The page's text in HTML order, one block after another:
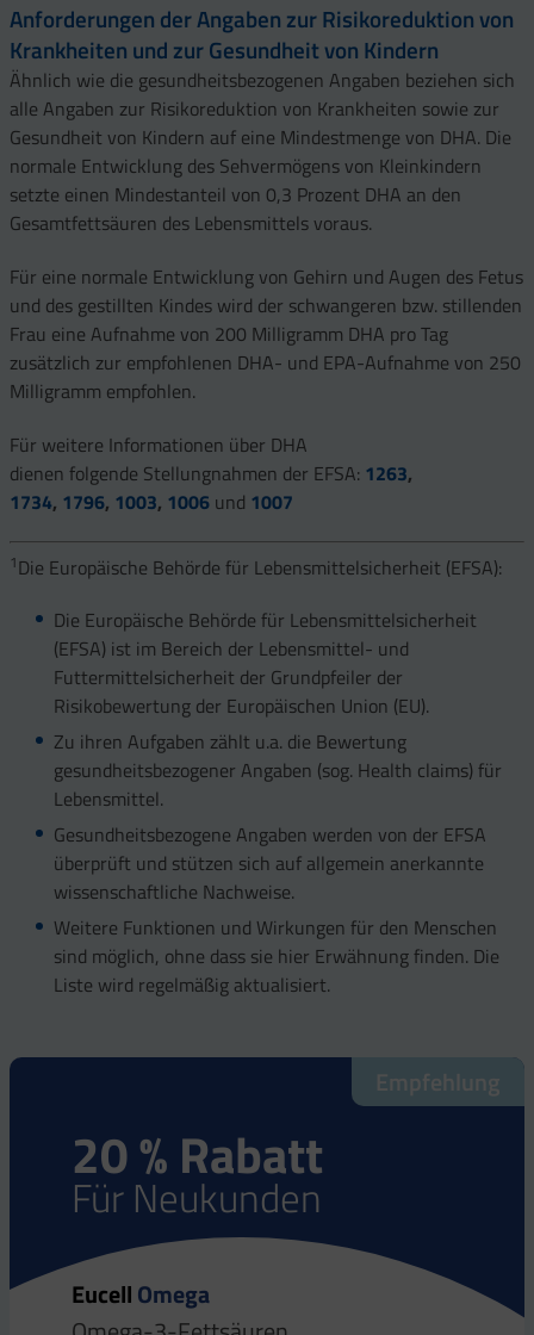
Anforderungen der Angaben zur Risikoreduktion von
Krankheiten und zur Gesundheit von Kindern
Ähnlich wie die gesundheitsbezogenen Angaben beziehen sich
alle Angaben zur Risikoreduktion von Krankheiten sowie zur
Gesundheit von Kindern auf eine Mindestmenge von DHA. Die
normale Entwicklung des Sehvermögens von Kleinkindern
setzte einen Mindestanteil von 0,3 Prozent DHA an den
Gesamtfettsäuren des Lebensmittels voraus.
Für eine normale Entwicklung von Gehirn und Augen des Fetus
und des gestillten Kindes wird der schwangeren bzw. stillenden
Frau eine Aufnahme von 200 Milligramm DHA pro Tag
zusätzlich zur empfohlenen DHA- und EPA-Aufnahme von 250
Milligramm empfohlen.
Für weitere Informationen über DHA
dienen folgende Stellungnahmen der EFSA: 1263,
1734, 1796, 1003, 1006 und 1007
1Die Europäische Behörde für Lebensmittelsicherheit (EFSA):
Die Europäische Behörde für Lebensmittelsicherheit
(EFSA) ist im Bereich der Lebensmittel- und
Futtermittelsicherheit der Grundpfeiler der
Risikobewertung der Europäischen Union (EU).
Zu ihren Aufgaben zählt u.a. die Bewertung
gesundheitsbezogener Angaben (sog. Health claims) für
Lebensmittel.
Gesundheitsbezogene Angaben werden von der EFSA
überprüft und stützen sich auf allgemein anerkannte
wissenschaftliche Nachweise.
Weitere Funktionen und Wirkungen für den Menschen
sind möglich, ohne dass sie hier Erwähnung finden. Die
Liste wird regelmäßig aktualisiert.
Empfehlung
20 % Rabatt
Für Neukunden
EucellOmega